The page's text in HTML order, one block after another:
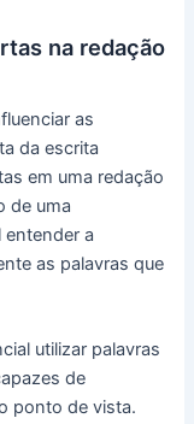
na redação
as
da escrita
em uma redação
de uma
entender a
as palavras que
utilizar palavras
de
ponto de vista.